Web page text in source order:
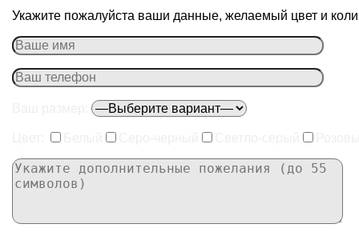
Укажите пожалуйста ваши данные, желаемый цвет и